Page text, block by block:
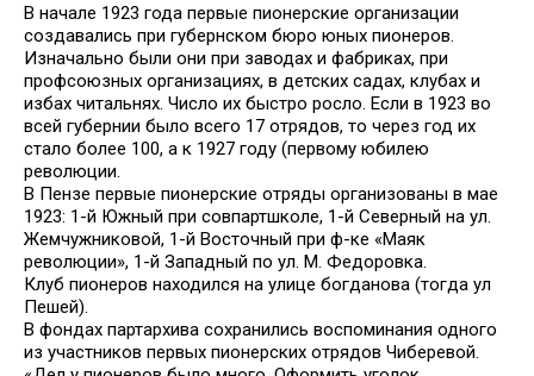
В начале 1923 года первые пионерские организации
создавались при губернском бюро юных пионеров.
Изначально были они при заводах и фабриках, при
профсоюзных организациях, в детских садах, клубах и
избах читальнях. Число их быстро росло. Если в 1923 во
всей губернии было всего 17 отрядов, то через год их
стало более 100, а к 1927 году (первому юбилею
революции.
В Пензе первые пионерские отряды организованы в мае
1923: 1-й Южный при совпартшколе, 1-й Северный на ул.
Жемчужниковой, 1-й Восточный при ф-ке «Маяк
революции», 1-й Западный по ул. М. Федоровка.
Клуб пионеров находился на улице богданова (тогда ул
Пешей).
В фондах партархива сохранились воспоминания одного
из участников первых пионерских отрядов Чиберевой.